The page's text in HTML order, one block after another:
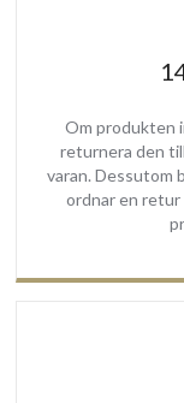
Om produkten
returnera den
varan. Dessutom
ordnar en